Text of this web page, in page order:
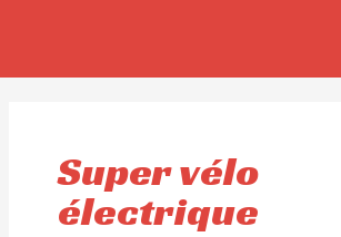
Super vélo
électrique